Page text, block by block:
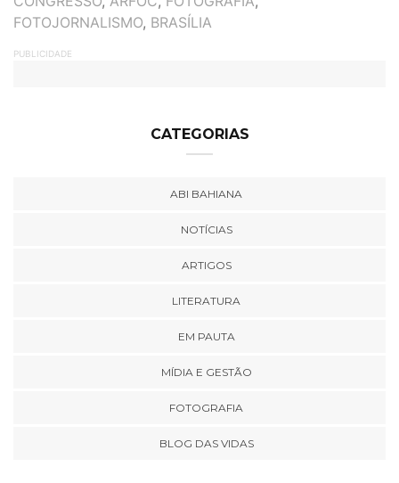
FOTOJORNALISMO, BRASÍLIA
PUBLICIDADE
CATEGORIAS
ABI BAHIANA
NOTÍCIAS
ARTIGOS
LITERATURA
EM PAUTA
MÍDIA E GESTÃO
FOTOGRAFIA
BLOG DAS VIDAS